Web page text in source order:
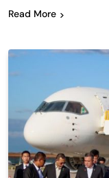
Read More